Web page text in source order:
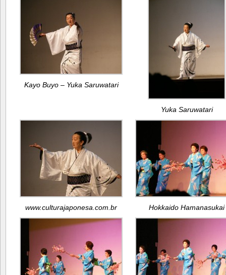
Kayo Buyo – Yuka Saruwatari
Yuka Saruwatari
www.culturajaponesa.com.br Hokkaido Hamanasukai